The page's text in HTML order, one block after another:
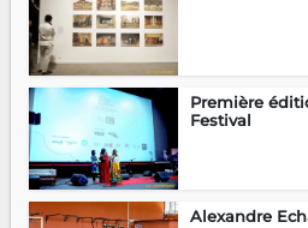
Première
Festival
Alexandre